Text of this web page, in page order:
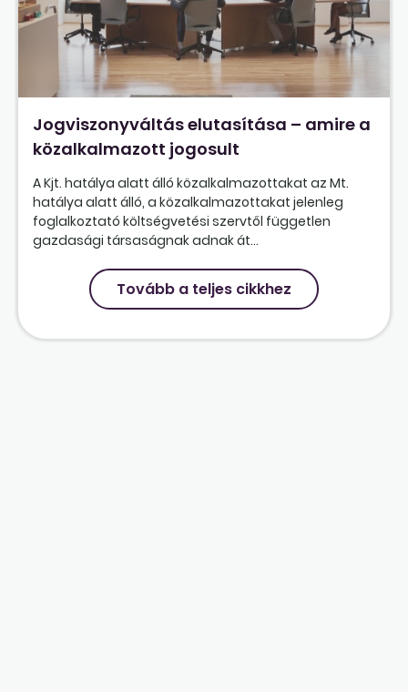
Jogviszonyváltás elutasítása – amire a
közalkalmazott jogosult
A Kjt. hatálya alatt álló közalkalmazottakat az Mt.
hatálya alatt álló, a közalkalmazottakat jelenleg
foglalkoztató költségvetési szervtől független
gazdasági társaságnak adnak át...
Tovább a teljes cikkhez